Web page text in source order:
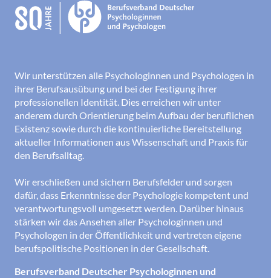
Wir unterstützen alle Psychologinnen und Psychologen in
ihrer Berufsausübung und bei der Festigung ihrer
professionellen Identität. Dies erreichen wir unter
anderem durch Orientierung beim Aufbau der beruflichen
Existenz sowie durch die kontinuierliche Bereitstellung
aktueller Informationen aus Wissenschaft und Praxis für
den Berufsalltag.
Wir erschließen und sichern Berufsfelder und sorgen
dafür, dass Erkenntnisse der Psychologie kompetent und
verantwortungsvoll umgesetzt werden. Darüber hinaus
stärken wir das Ansehen aller Psychologinnen und
Psychologen in der Öffentlichkeit und vertreten eigene
berufspolitische Positionen in der Gesellschaft.
Berufsverband Deutscher Psychologinnen und